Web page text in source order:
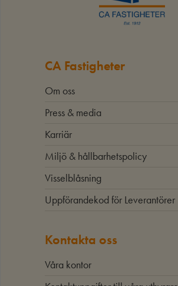
CA Fastigheter
Om oss
Press & media
Karriär
Miljö & hållbarhetspolicy
Visselblåsning
Uppförandekod för Leverantörer
Kontakta oss
Våra kontor